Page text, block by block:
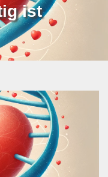
ist